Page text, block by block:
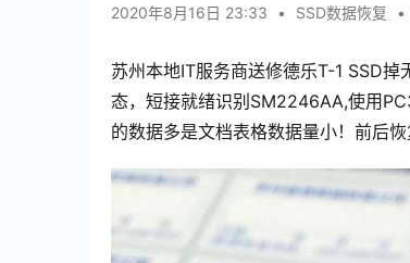
2020年8月16日 23:33 • SSD数据恢复 •
苏州本地IT服务商送修德乐T-1 SSD
态，短接就绪识别SM2246AA,使用
的数据多是文档表格数据量小！前后